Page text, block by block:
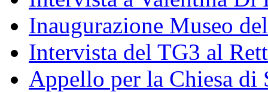
Inaugurazione Museo
Intervista del TG3 al
Appello per la Chiesa di